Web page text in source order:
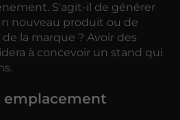
S'agit-il de générer
nouveau produit ou de
la marque ? Avoir des
à concevoir un stand qui
emplacement